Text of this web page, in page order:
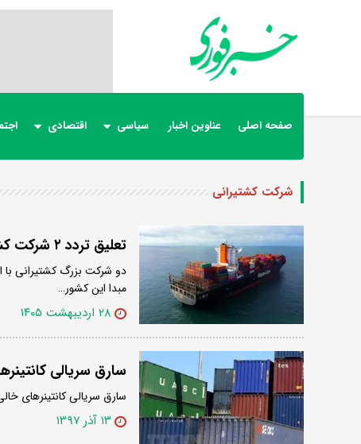
صفحه اصلی عناوین اخبار سیاسی اقتصادی
شرکت کشتیرانی
تعلیق تردد ۲ شرکت کشتیرانی مهم جهان به کوبا با دستور آمریکا
دو شرکت بزرگ کشتیرانی با
مبدا این کشور…
۲۸ اردیبهشت ۱۴۰۵
سارق سریالی
سارق سریالی کانتینرهای
۱۳ آذر ۱۳۹۷